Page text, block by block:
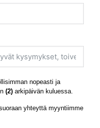
nopeasti ja
(2) arkipäivän kuluessa.
yhteyttä myyntiimme